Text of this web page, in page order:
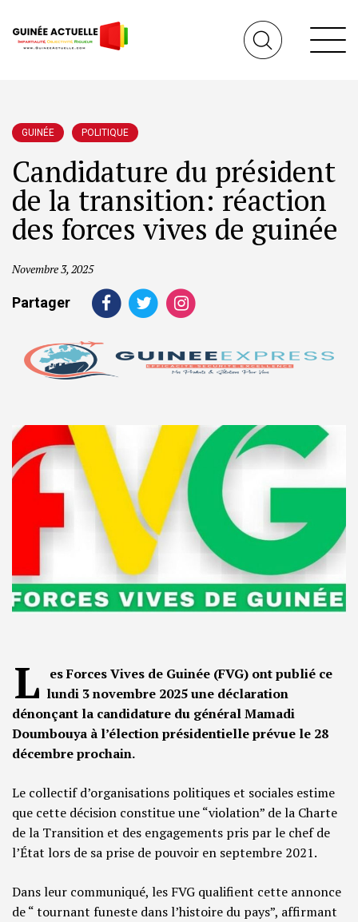
GUINÉE POLITIQUE
Candidature du président
de la transition: réaction
des forces vives de guinée
Novembre 3, 2025
Partager
L
es Forces Vives de Guinée (FVG) ont publié ce
lundi 3 novembre 2025 une déclaration
dénonçant la candidature du général Mamadi
Doumbouya à l’élection présidentielle prévue le 28
décembre prochain.
Le collectif d’organisations politiques et sociales estime
que cette décision constitue une “violation” de la Charte
de la Transition et des engagements pris par le chef de
l’État lors de sa prise de pouvoir en septembre 2021.
Dans leur communiqué, les FVG qualifient cette annonce
de “ tournant funeste dans l’histoire du pays”, affirmant